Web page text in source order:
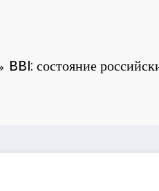
BBI: состояние